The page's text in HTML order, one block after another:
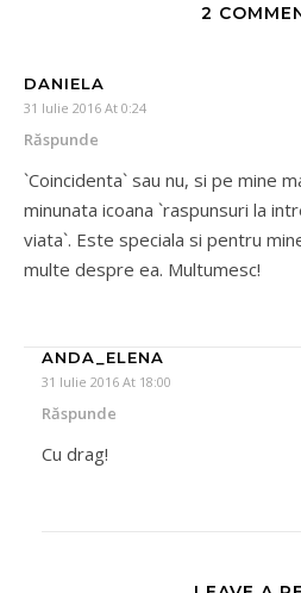
2
DANIELA
31 Iulie 2016 At 0:24
Răspunde
`Coincidenta` sau nu, si pe mine
minunata icoana `raspunsuri la
viata`. Este speciala si pentru
multe despre ea. Multumesc!
ANDA_ELENA
31 Iulie 2016 At 18:00
Răspunde
Cu drag!